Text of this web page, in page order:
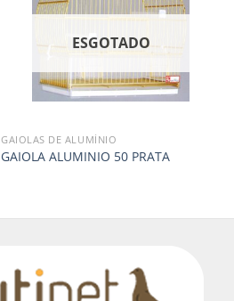
ESGOTADO
GAIOLAS DE ALUMÍNIO
GAIOLA ALUMINIO 50 PRATA